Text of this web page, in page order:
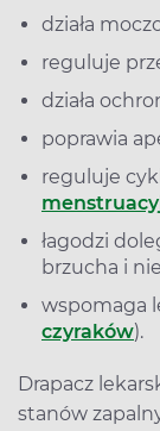
działa
reguluje
działa
poprawia
reguluje
łagodzi
brzucha i
wspomaga
czyraków).
Drapacz
stanów